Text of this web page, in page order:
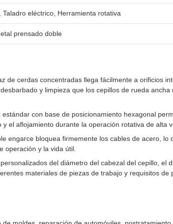
Taladro eléctrico, Herramienta rotativa
prensado doble
de cerdas concentradas llega fácilmente a orificios
y limpieza que los cepillos de rueda ancha
estándar con base de posicionamiento hexagonal
el aflojamiento durante la operación rotativa de alta
engarce bloquea firmemente los cables de acero, lo
operación y la vida útil.
del diámetro del cabezal del cepillo, el
materiales de piezas de trabajo y requisitos de